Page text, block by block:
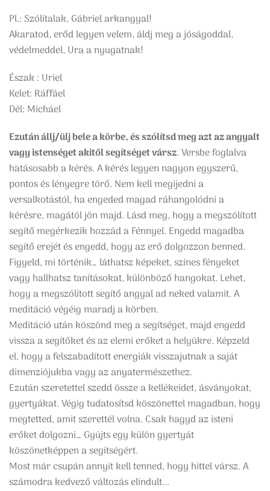
Pl.: Szólítalak, Gábriel arkangyal!
Akaratod, erőd legyen velem, áldj meg a jóságoddal,
védelmeddel, Ura a nyugatnak!
Észak : Uriel
Kelet: Ráffáel
Dél: Micháel
Ezután állj/ülj bele a körbe, és szólítsd meg azt az angyalt
vagy istenséget akitől segítséget vársz. Versbe foglalva
hatásosabb a kérés. A kérés legyen nagyon egyszerű,
pontos és lényegre törő. Nem kell megijedni a
versalkotástól, ha engeded magad ráhangolódni a
kérésre, magától jön majd. Lásd meg, hogy a megszólított
segítő megérkezik hozzád a Fénnyel. Engedd magadba
segítő erejét és engedd, hogy az erő dolgozzon benned.
Figyeld, mi történik… láthatsz képeket, színes fényeket
vagy hallhatsz tanításokat, különböző hangokat. Lehet,
hogy a megszólított segítő angyal ad neked valamit. A
meditáció végéig maradj a körben.
Meditáció után köszönd meg a segítséget, majd engedd
vissza a segítőket és az elemi erőket a helyükre. Képzeld
el, hogy a felszabadított energiák visszajutnak a saját
dimenziójukba vagy az anyatermészethez.
Ezután szeretettel szedd össze a kellékeidet, ásványokat,
gyertyákat. Végig tudatosítsd köszönettel magadban, hogy
megtetted, amit szerettél volna. Csak hagyd az isteni
erőket dolgozni… Gyújts egy külön gyertyát
köszönetképpen a segítségért.
Most már csupán annyit kell tenned, hogy hittel vársz. A
számodra kedvező változás elindult...